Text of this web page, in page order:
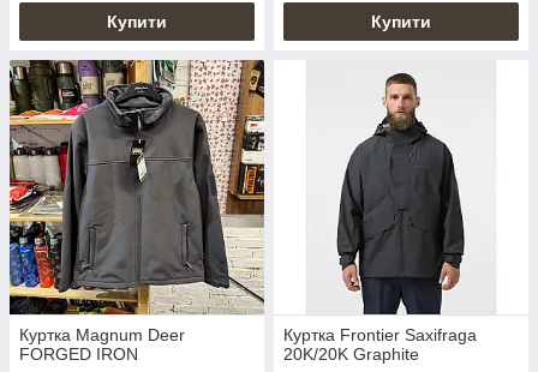
Купити Купити
Куртка Magnum Deer
FORGED IRON
Куртка Frontier Saxifraga
20K/20K Graphite